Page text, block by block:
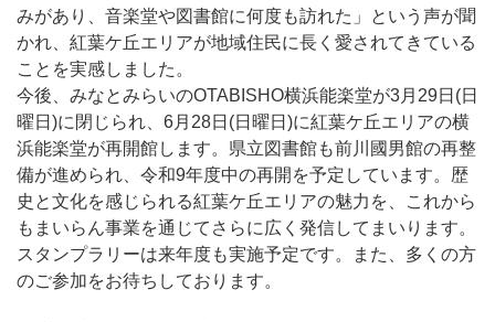
みがあり、音楽堂や図書館に何度も訪れた」という声が聞
かれ、紅葉ケ丘エリアが地域住民に長く愛されてきている
ことを実感しました。
今後、みなとみらいのOTABISHO横浜能楽堂が3月29日(日
曜日)に閉じられ、6月28日(日曜日)に紅葉ケ丘エリアの横
浜能楽堂が再開館します。県立図書館も前川國男館の再整
備が進められ、令和9年度中の再開を予定しています。歴
史と文化を感じられる紅葉ケ丘エリアの魅力を、これから
もまいらん事業を通じてさらに広く発信してまいります。
スタンプラリーは来年度も実施予定です。また、多くの方
のご参加をお待ちしております。